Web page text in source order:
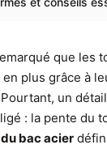
que les
plus grâce à
un
: la pente du
bac acier